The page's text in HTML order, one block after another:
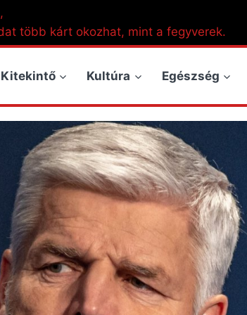
több kárt okozhat, mint a fegyverek.
Kitekintő Kultúra Egészség